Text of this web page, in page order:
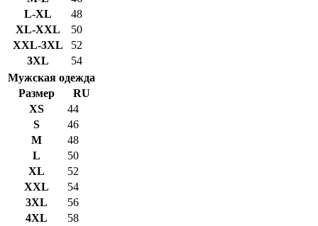
L-XL
48
XL-XXL
50
XXL-3XL
52
3XL
54
Мужская одежда
Размер
RU
XS
44
S
46
M
48
L
50
XL
52
XXL
54
3XL
56
4XL
58